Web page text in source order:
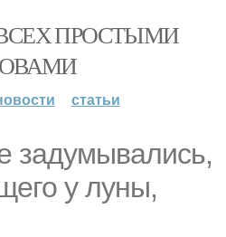
ПРОСТЫМИ
статьи
задумывались,
у луны,